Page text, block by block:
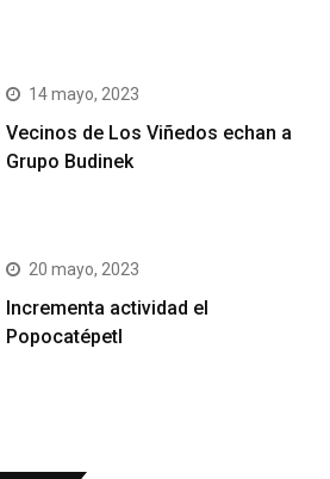
14 mayo, 2023
Vecinos de Los Viñedos echan a
Grupo Budinek
20 mayo, 2023
Incrementa actividad el
Popocatépetl